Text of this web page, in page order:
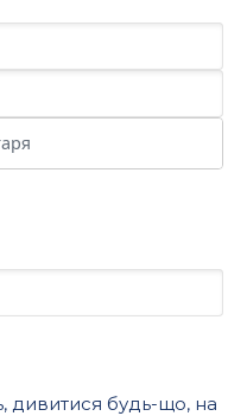
дивитися будь-що, на